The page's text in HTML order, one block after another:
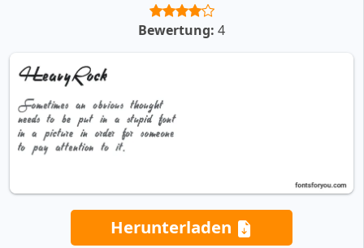
Bewertung: 4
Herunterladen